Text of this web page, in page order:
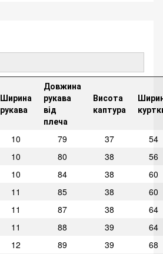
Ширина
рукава
Довжина
рукава
від
плеча
Висота
каптура
10 79 37
54
10 80 38
56
10 84 38
60
11 85 38
60
11 87 38
64
11 88 39
64
12 89 39
68